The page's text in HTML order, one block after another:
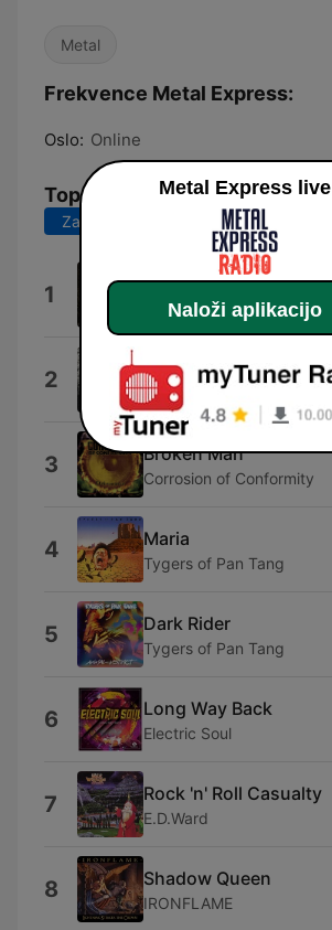
Metal
Frekvence Metal Express:
Oslo: Online
Top pesmi
Zadnjih 7 dni Zadnjih 30 dni
1 Mirror
Eden Lang
2 Eye of the Storm
RISTRIDI
3 Broken Man
Corrosion of Conformity
4 Maria
Tygers of Pan Tang
5 Dark Rider
Tygers of Pan Tang
6 Long Way Back
Electric Soul
7 Rock 'n' Roll Casualty
E.D.Ward
8 Shadow Queen
IRONFLAME
Metal Express live
Naloži aplikacijo